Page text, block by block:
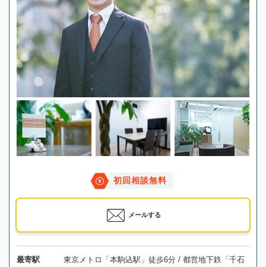
初回相談無料
メールする
最寄駅
東京メトロ「本駒込駅」徒歩6分 / 都営地下鉄「千石